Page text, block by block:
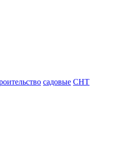
садовые СНТ